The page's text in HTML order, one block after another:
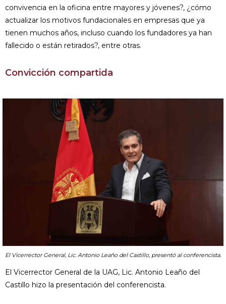
convivencia en la oficina entre mayores y jóvenes?, ¿cómo
actualizar los motivos fundacionales en empresas que ya
tienen muchos años, incluso cuando los fundadores ya han
fallecido o están retirados?, entre otras.
Convicción compartida
El Vicerrector General, Lic. Antonio Leaño del Castillo, presentó al conferencista.
El Vicerrector General de la UAG, Lic. Antonio Leaño del
Castillo hizo la presentación del conferencista.